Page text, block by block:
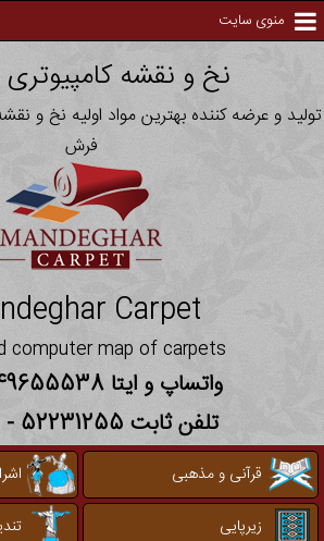
منوی سایت
نخ و نقشه کامپیوتری
تولید و عرضه کننده بهترین مواد اولیه نخ و
فرش
Carpet
computer map of carpets
واتساپ و ایتا 09149655538
تلفن ثابت 52231255 - 041
قرآنی و مذهبی
زیرپایی